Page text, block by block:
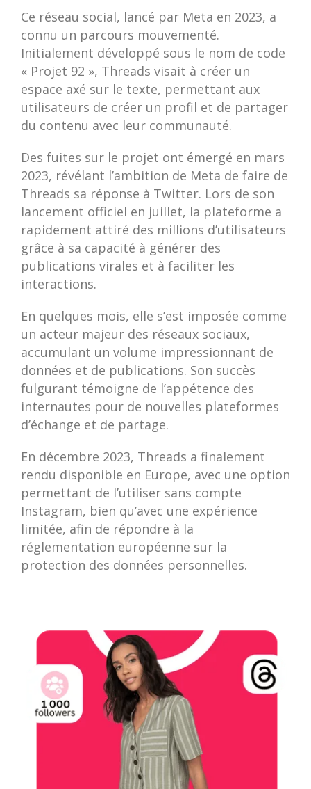
Ce réseau social, lancé par Meta en 2023, a
connu un parcours mouvementé.
Initialement développé sous le nom de code
« Projet 92 », Threads visait à créer un
espace axé sur le texte, permettant aux
utilisateurs de créer un profil et de partager
du contenu avec leur communauté.
Des fuites sur le projet ont émergé en mars
2023, révélant l’ambition de Meta de faire de
Threads sa réponse à Twitter. Lors de son
lancement officiel en juillet, la plateforme a
rapidement attiré des millions d’utilisateurs
grâce à sa capacité à générer des
publications virales et à faciliter les
interactions.
En quelques mois, elle s’est imposée comme
un acteur majeur des réseaux sociaux,
accumulant un volume impressionnant de
données et de publications. Son succès
fulgurant témoigne de l’appétence des
internautes pour de nouvelles plateformes
d’échange et de partage.
En décembre 2023, Threads a finalement
rendu disponible en Europe, avec une option
permettant de l’utiliser sans compte
Instagram, bien qu’avec une expérience
limitée, afin de répondre à la
réglementation européenne sur la
protection des données personnelles.